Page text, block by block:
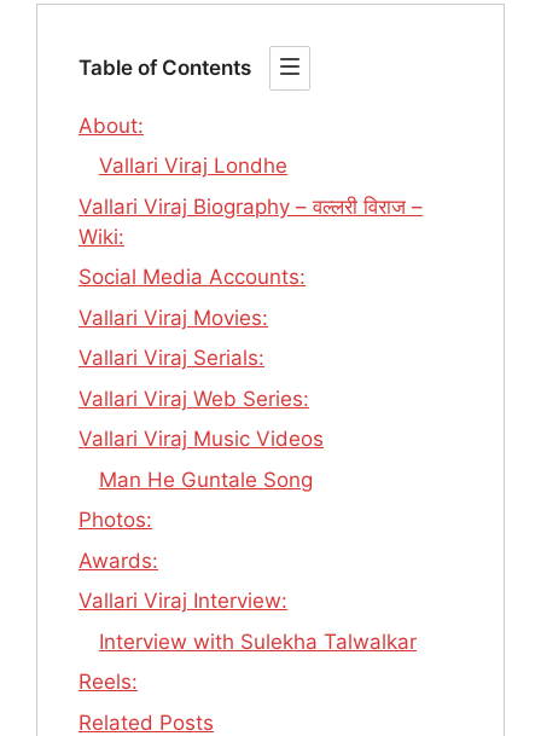
Table of Contents
About:
Vallari Viraj Londhe
Vallari Viraj Biography – वल्लरी विराज –
Wiki:
Social Media Accounts:
Vallari Viraj Movies:
Vallari Viraj Serials:
Vallari Viraj Web Series:
Vallari Viraj Music Videos
Man He Guntale Song
Photos:
Awards:
Vallari Viraj Interview:
Interview with Sulekha Talwalkar
Reels:
Related Posts